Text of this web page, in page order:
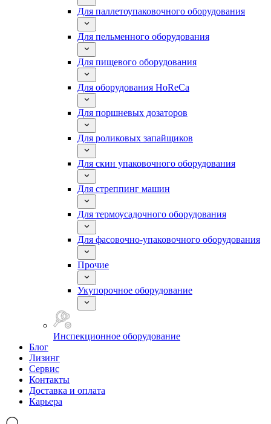
Для паллетоупаковочного оборудования
Для пельменного оборудования
Для пищевого оборудования
Для оборудования HoReCa
Для поршневых дозаторов
Для роликовых запайщиков
Для скин упаковочного оборудования
Для стреппинг машин
Для термоусадочного оборудования
Для фасовочно-упаковочного оборудования
Прочие
Укупорочное оборудование
Инспекционное оборудование
Блог
Лизинг
Сервис
Контакты
Доставка и оплата
Карьера